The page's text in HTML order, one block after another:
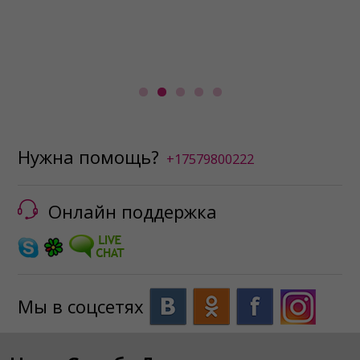
Нужна помощь? +17579800222
Онлайн поддержка
Мы в соцсетях